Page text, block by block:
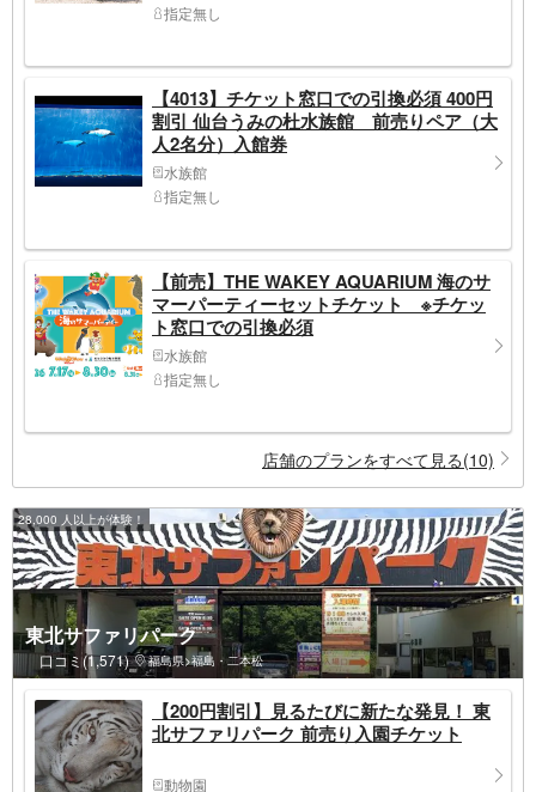
指定無し
【4013】チケット窓口での引換必須 400円
割引 仙台うみの杜水族館 前売りペア（大
人2名分）入館券
水族館
指定無し
【前売】THE WAKEY AQUARIUM 海のサ
マーパーティーセットチケット ※チケッ
ト窓口での引換必須
水族館
指定無し
店舗のプランをすべて見る(10)
28,000 人以上が体験！
東北サファリパーク
口コミ(1,571) 福島県>福島・二本松
【200円割引】見るたびに新たな発見！ 東
北サファリパーク 前売り入園チケット
動物園